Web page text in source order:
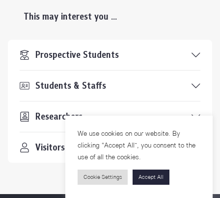
This may interest you ...
Prospective Students
Students & Staffs
Researchers
Visitors
We use cookies on our website. By
clicking “Accept All”, you consent to the
use of all the cookies.
Cookie Settings Accept All